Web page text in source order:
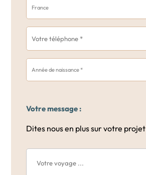
Votre message :
Dites nous en plus sur votre